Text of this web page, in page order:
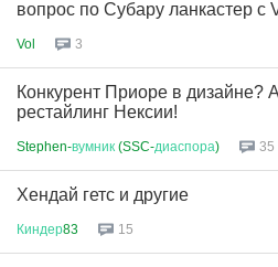
вопрос по Субару ланкастер с
Vol 3
Конкурент Приоре в дизайне?
рестайлинг Нексии!
Stephen-вумник (SSC-диаспора) 35
Хендай гетс и другие
Киндер83 15